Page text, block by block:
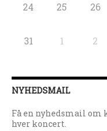
24 25 26
31 1 2
NYHEDSMAIL
Få en nyhedsmail om
hver koncert.